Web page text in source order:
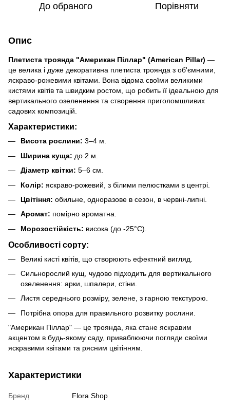
До обраного Порівняти
Опис
Плетиста троянда "Американ Піллар" (American Pillar) —
це велика і дуже декоративна плетиста троянда з об'ємними,
яскраво-рожевими квітами. Вона відома своїми великими
кистями квітів та швидким ростом, що робить її ідеальною для
вертикального озеленення та створення приголомшливих
садових композицій.
Характеристики:
Висота рослини: 3–4 м.
Ширина куща: до 2 м.
Діаметр квітки: 5–6 см.
Колір: яскраво-рожевий, з білими пелюстками в центрі.
Цвітіння: обильне, одноразове в сезон, в червні-липні.
Аромат: помірно ароматна.
Морозостійкість: висока (до -25°C).
Особливості сорту:
Великі кисті квітів, що створюють ефектний вигляд.
Сильнорослий кущ, чудово підходить для вертикального
озеленення: арки, шпалери, стіни.
Листя середнього розміру, зелене, з гарною текстурою.
Потрібна опора для правильного розвитку рослини.
"Американ Піллар" — це троянда, яка стане яскравим
акцентом в будь-якому саду, приваблюючи погляди своїми
яскравими квітами та рясним цвітінням.
Характеристики
Бренд Flora Shop